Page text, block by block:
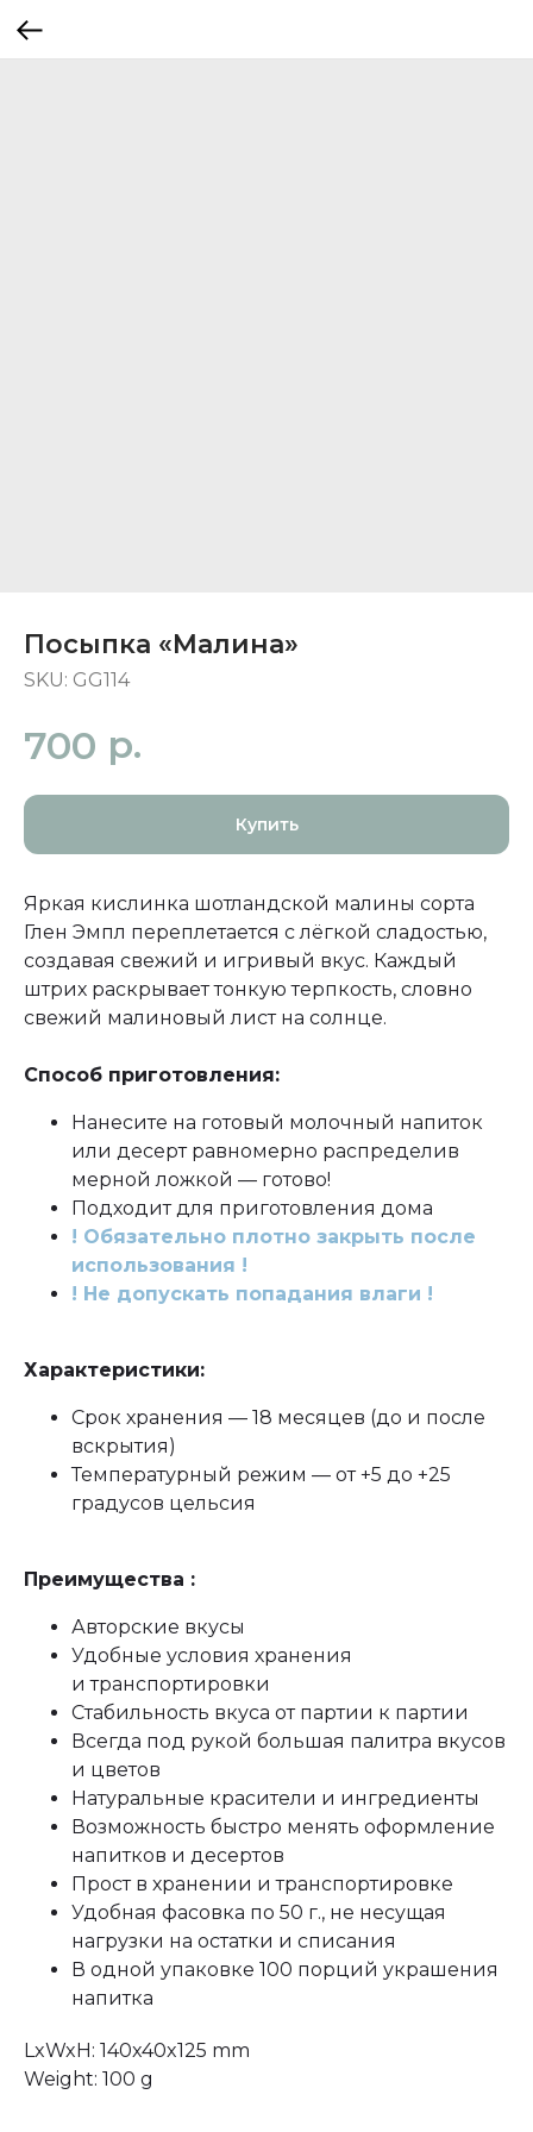
Посыпка «Малина»
SKU: GG114
700 р.
Купить
Яркая кислинка шотландской малины сорта
Глен Эмпл переплетается с лёгкой сладостью,
создавая свежий и игривый вкус. Каждый
штрих раскрывает тонкую терпкость, словно
свежий малиновый лист на солнце.
Способ приготовления:
Нанесите на готовый молочный напиток
или десерт равномерно распределив
мерной ложкой — готово!
Подходит для приготовления дома
! Обязательно плотно закрыть после
использования !
! Не допускать попадания влаги !
Характеристики:
Срок хранения — 18 месяцев (до и после
вскрытия)
Температурный режим — от +5 до +25
градусов цельсия
Преимущества :
Авторские вкусы
Удобные условия хранения
и транспортировки
Стабильность вкуса от партии к партии
Всегда под рукой большая палитра вкусов
и цветов
Натуральные красители и ингредиенты
Возможность быстро менять оформление
напитков и десертов
Прост в хранении и транспортировке
Удобная фасовка по 50 г., не несущая
нагрузки на остатки и списания
В одной упаковке 100 порций украшения
напитка
LxWxH: 140x40x125 mm
Weight: 100 g